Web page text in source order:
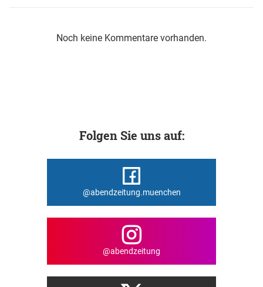
Noch keine Kommentare vorhanden.
Folgen Sie uns auf:
@abendzeitung.muenchen
@abendzeitung